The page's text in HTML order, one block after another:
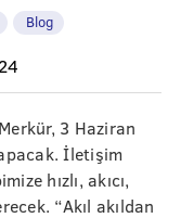
Blog
3 Haziran
İletişim
hızlı, akıcı,
“Akıl akıldan